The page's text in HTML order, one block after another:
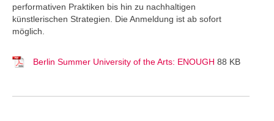
performativen Praktiken bis hin zu nachhaltigen
künstlerischen Strategien. Die Anmeldung ist ab sofort
möglich.
Berlin Summer University of the Arts: ENOUGH 88 KB